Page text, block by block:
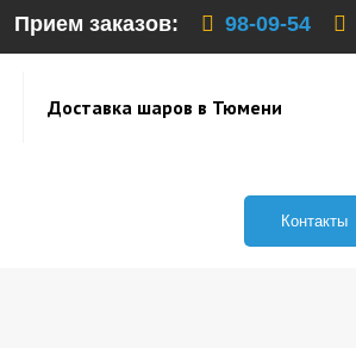
Прием заказов: 98-09-54
Доставка шаров в Тюмени
Контакты